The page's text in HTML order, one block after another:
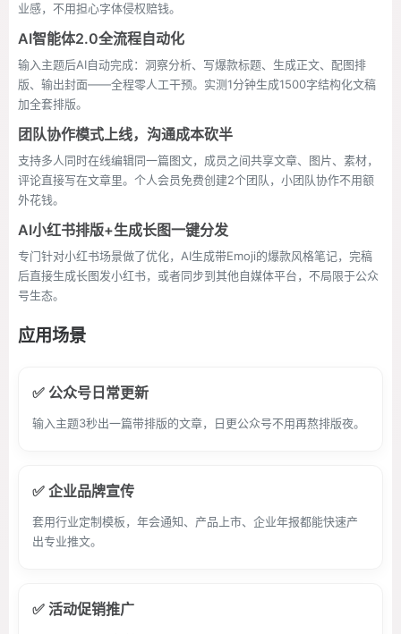
业感，不用担心字体侵权赔钱。
AI智能体2.0全流程自动化
输入主题后AI自动完成：洞察分析、写爆款标题、生成正文、配图排
版、输出封面——全程零人工干预。实测1分钟生成1500字结构化文稿
加全套排版。
团队协作模式上线，沟通成本砍半
支持多人同时在线编辑同一篇图文，成员之间共享文章、图片、素材，
评论直接写在文章里。个人会员免费创建2个团队，小团队协作不用额
外花钱。
AI小红书排版+生成长图一键分发
专门针对小红书场景做了优化，AI生成带Emoji的爆款风格笔记，完稿
后直接生成长图发小红书，或者同步到其他自媒体平台，不局限于公众
号生态。
应用场景
✅ 公众号日常更新
输入主题3秒出一篇带排版的文章，日更公众号不用再熬排版夜。
✅ 企业品牌宣传
套用行业定制模板，年会通知、产品上市、企业年报都能快速产
出专业推文。
✅ 活动促销推广